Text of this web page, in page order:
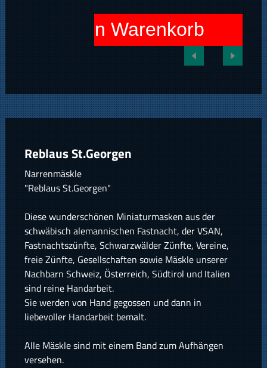
In den Warenkorb
Reblaus St.Georgen
Narrenmäskle
"Reblaus St.Georgen"
Diese wunderschönen Miniaturmasken aus der
schwäbisch alemannischen Fastnacht, der VSAN,
Fastnachtszünfte, Schwarzwälder Zünfte, Vereine,
freie Zünfte, Gesellschaften sowie Mäskle unserer
Nachbarn Schweiz, Österreich, Südtirol und Italien
sind reine Handarbeit.
Sie werden von Hand gegossen und dann in
liebevoller Handarbeit bemalt.
Alle Mäskle sind mit einem Band zum Aufhängen
versehen.